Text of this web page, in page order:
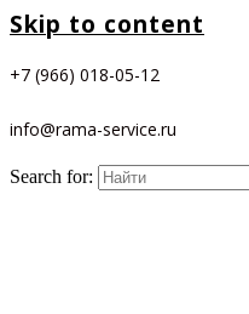
Skip to content
+7 (966) 018-05-12
info@rama-service.ru
Search for: